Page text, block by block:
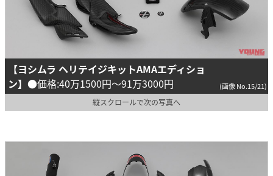
【ヨシムラ ヘリテイジキットAMAエディショ
ン】 ●価格:40万1500円～91万3000円 (画像 No.15/21)
縦スクロールで次の写真へ